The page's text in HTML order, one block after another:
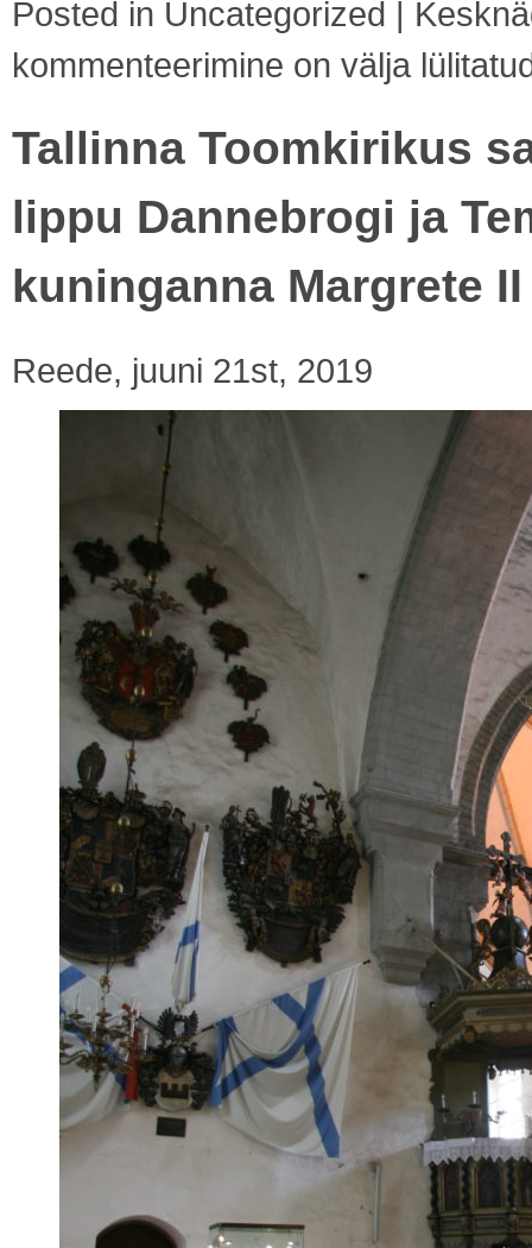
Posted in Uncategorized |
kommenteerimine on välja
Tallinna Toomkirikus
lippu Dannebrogi ja
kuninganna Margrete
Reede, juuni 21st, 2019